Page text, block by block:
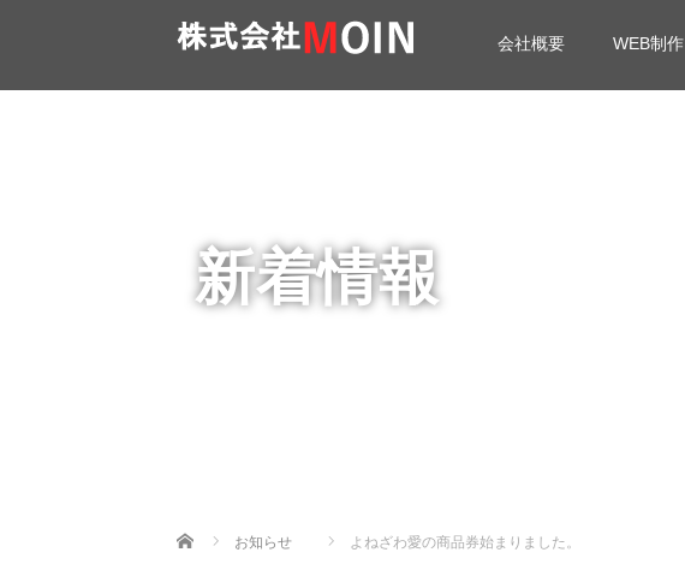
会社概要 WEB制作
新着情報
Home お知らせ よねざわ愛の商品券始まりました。